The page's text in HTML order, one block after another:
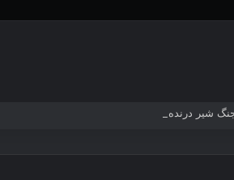
شیر درنده مقابل ببر خشمگین